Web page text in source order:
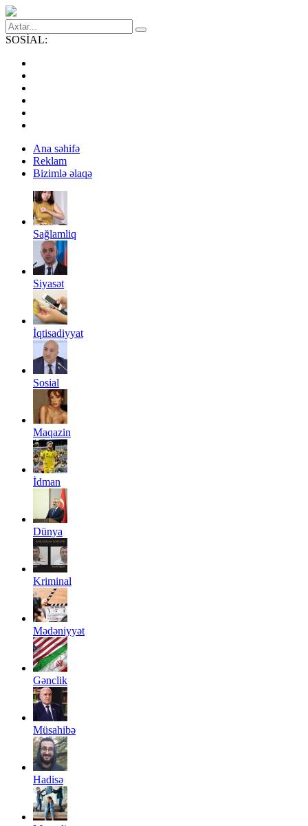
SOSİAL:
Ana səhifə
Reklam
Bizimlə əlaqə
Sağlamliq
Siyasət
İqtisadiyyat
Sosial
Maqazin
İdman
Dünya
Kriminal
Mədəniyyət
Gənclik
Müsahibə
Hadisə